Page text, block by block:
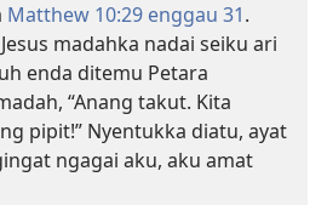
Matthew 10:29 enggau 31.
madahka nadai seiku ari
enda ditemu Petara
“Anang takut. Kita
pipit!” Nyentukka diatu, ayat
ngagai aku, aku amat